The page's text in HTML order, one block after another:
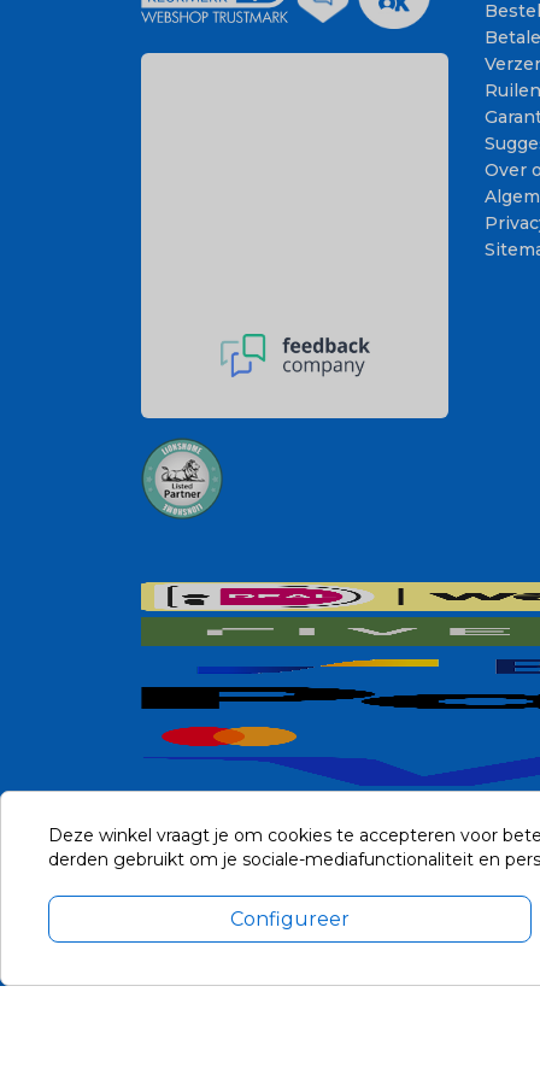
Over
Alle prijzen zijn in Euro, inclusief BTW en andere heffingen en
Deze winkel vraagt je om cookies te accepteren voor
derden gebruikt om je sociale-mediafunctionaliteit en
Configureer